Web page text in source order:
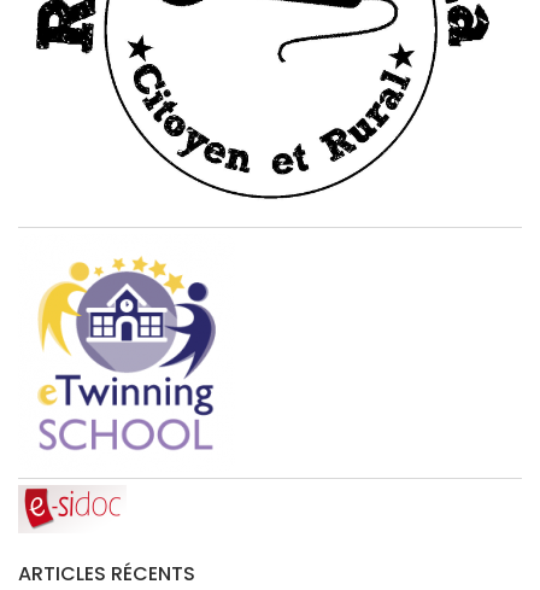
ARTICLES RÉCENTS